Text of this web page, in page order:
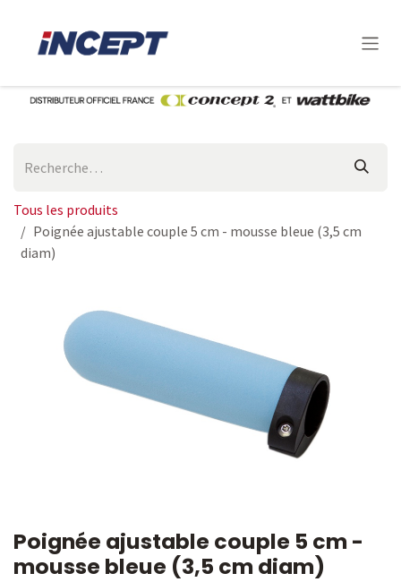
Tous les produits
Poignée ajustable couple 5 cm - mousse bleue (3,5 cm
diam)
Poignée ajustable couple 5 cm -
mousse bleue (3,5 cm diam)